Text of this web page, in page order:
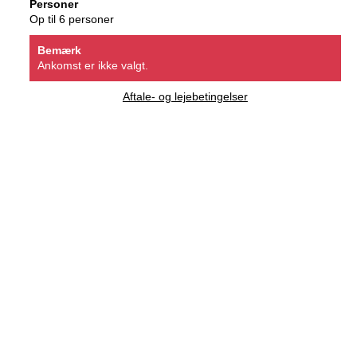
Personer
Op til 6 personer
Bemærk
Ankomst er ikke valgt.
Aftale- og lejebetingelser